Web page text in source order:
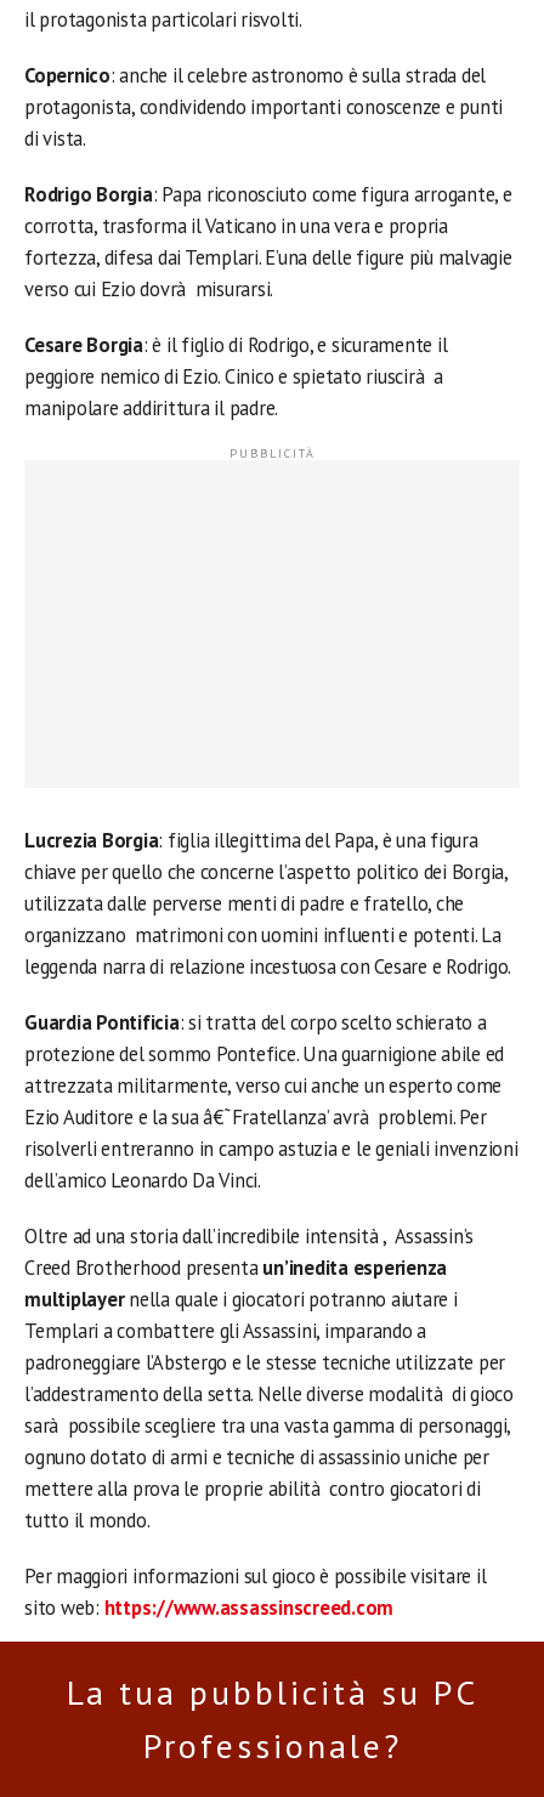
il protagonista particolari risvolti.
Copernico: anche il celebre astronomo è sulla strada del
protagonista, condividendo importanti conoscenze e punti
di vista.
Rodrigo Borgia: Papa riconosciuto come figura arrogante, e
corrotta, trasforma il Vaticano in una vera e propria
fortezza, difesa dai Templari. E’una delle figure più malvagie
verso cui Ezio dovrà misurarsi.
Cesare Borgia: è il figlio di Rodrigo, e sicuramente il
peggiore nemico di Ezio. Cinico e spietato riuscirà a
manipolare addirittura il padre.
Lucrezia Borgia: figlia illegittima del Papa, è una figura
chiave per quello che concerne l’aspetto politico dei Borgia,
utilizzata dalle perverse menti di padre e fratello, che
organizzano matrimoni con uomini influenti e potenti. La
leggenda narra di relazione incestuosa con Cesare e Rodrigo.
Guardia Pontificia: si tratta del corpo scelto schierato a
protezione del sommo Pontefice. Una guarnigione abile ed
attrezzata militarmente, verso cui anche un esperto come
Ezio Auditore e la sua â€˜Fratellanza’ avrà problemi. Per
risolverli entreranno in campo astuzia e le geniali invenzioni
dell’amico Leonardo Da Vinci.
Oltre ad una storia dall’incredibile intensità , Assassin’s
Creed Brotherhood presentaun’inedita esperienza
multiplayernella quale i giocatori potranno aiutare i
Templari a combattere gli Assassini, imparando a
padroneggiare l’Abstergo e le stesse tecniche utilizzate per
l’addestramento della setta. Nelle diverse modalità di gioco
sarà possibile scegliere tra una vasta gamma di personaggi,
ognuno dotato di armi e tecniche di assassinio uniche per
mettere alla prova le proprie abilità contro giocatori di
tutto il mondo.
Per maggiori informazioni sul gioco è possibile visitare il
sito web: https://www.assassinscreed.com
La tua pubblicità su PC
Professionale?